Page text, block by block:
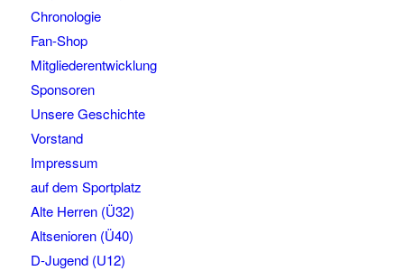
Chronologie
Fan-Shop
Mitgliederentwicklung
Sponsoren
Unsere Geschichte
Vorstand
Impressum
auf dem Sportplatz
Alte Herren (Ü32)
Altsenioren (Ü40)
D-Jugend (U12)